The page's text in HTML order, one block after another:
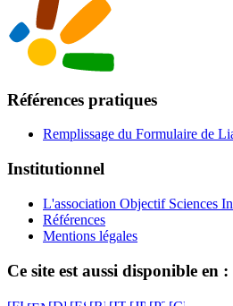
Références pratiques
Remplissage du Formulaire de
Institutionnel
L'association Objectif Sciences
Références
Mentions légales
Ce site est aussi disponible en :